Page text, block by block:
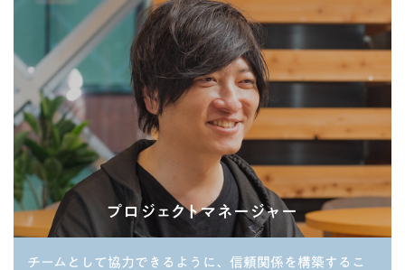
プロジェクトマネージャー
チームとして協力できるように、信頼関係を構築するこ